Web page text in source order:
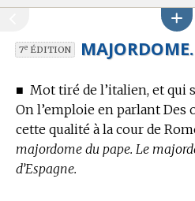
7eÉDITION MAJORDOME.
■ Mot tiré de l’italien, et qui
On l’emploie en parlant
cette qualité à la cour de
majordome du pape. Le
d’Espagne.